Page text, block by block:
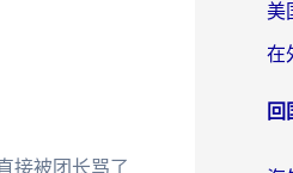
接被团长骂了
回